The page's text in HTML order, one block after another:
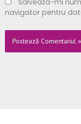
navigator pentru